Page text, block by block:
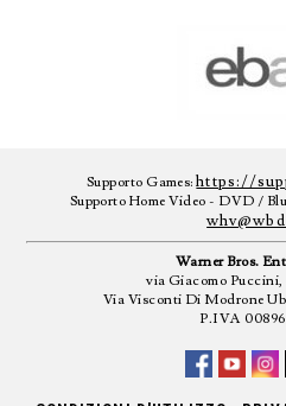
Supporto Games:https://
Supporto Home Video - DVD /
Warner Bros.
via Giacomo Puccini,
Via Visconti Di Modrone
P.IVA